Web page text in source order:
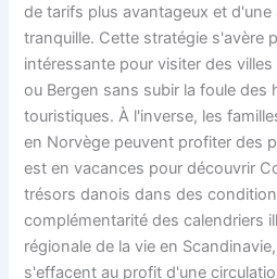
de tarifs plus avantageux et
tranquille. Cette stratégie s'avère
intéressante pour visiter des
ou Bergen sans subir la foule des
touristiques. À l'inverse, les
en Norvège peuvent profiter des
est en vacances pour découvrir
trésors danois dans des
complémentarité des calendriers
régionale de la vie en
s'effacent au profit d'une